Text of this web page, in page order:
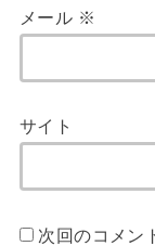
メール ※
サイト
次回のコメン